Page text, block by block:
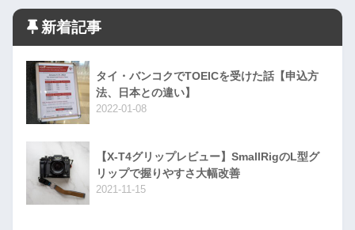
新着記事
タイ・バンコクでTOEICを受けた話【申込方
法、日本との違い】
2022-01-08
【X-T4グリップレビュー】SmallRigのL型グ
リップで握りやすさ大幅改善
2021-11-15